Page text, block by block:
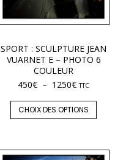
SPORT : SCULPTURE JEAN
VUARNET E – PHOTO 6
COULEUR
450€ – 1250€ TTC
CHOIX DES OPTIONS